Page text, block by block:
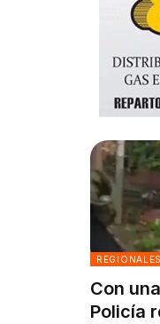
REGIONALES
Con
Policía